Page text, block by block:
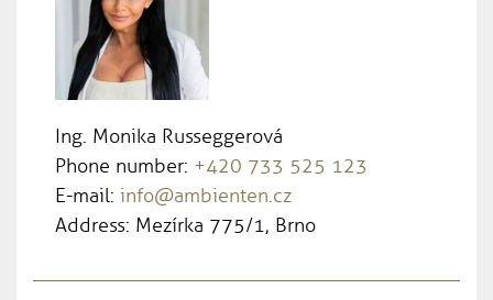
Ing. Monika Russeggerová
Phone number: +420 733 525 123
E-mail: info@ambienten.cz
Address: Mezírka 775/1, Brno